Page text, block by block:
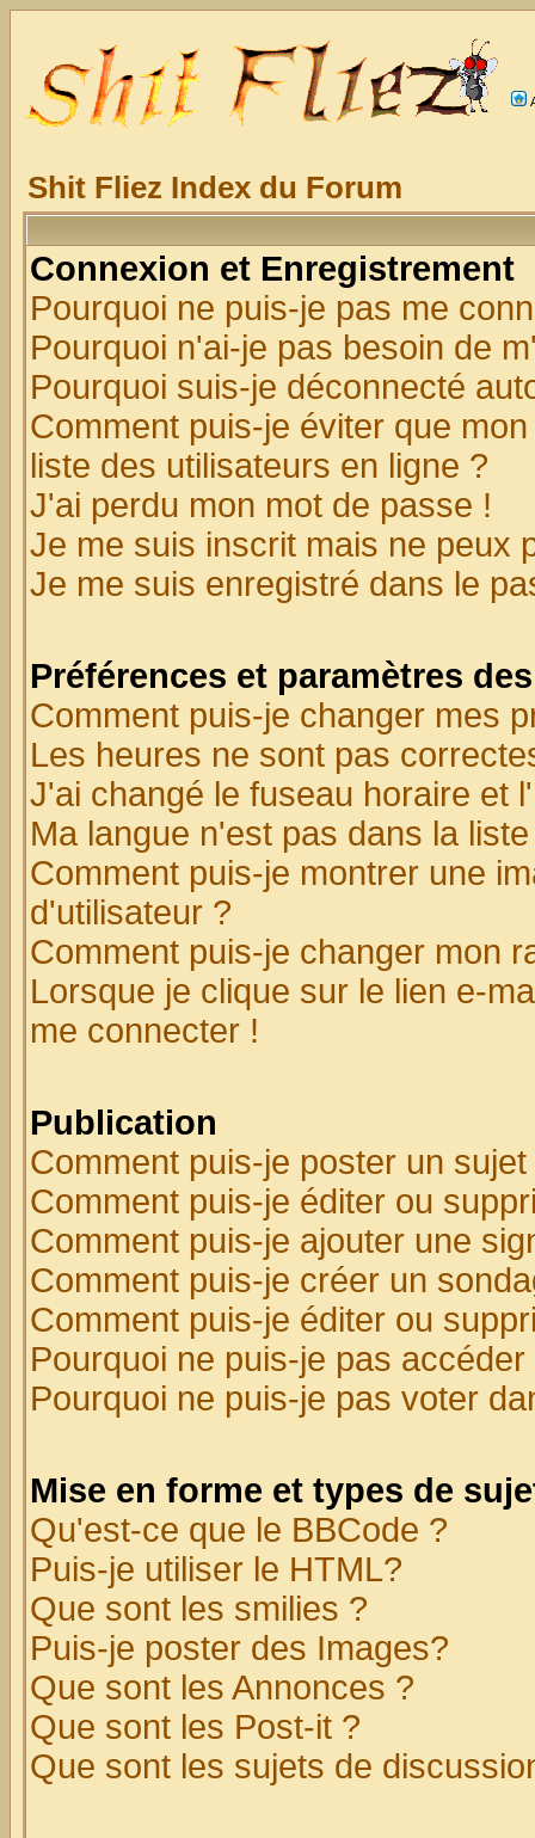
Shit Fliez Index du Forum
Connexion et Enregistrement
Pourquoi ne puis-je pas me
Pourquoi n'ai-je pas besoin de
Pourquoi suis-je déconnecté
Comment puis-je éviter que
liste des utilisateurs en ligne ?
J'ai perdu mon mot de passe !
Je me suis inscrit mais ne peux
Je me suis enregistré dans le
Préférences et paramètres
Comment puis-je changer mes
Les heures ne sont pas
J'ai changé le fuseau horaire et
Ma langue n'est pas dans la
Comment puis-je montrer une
d'utilisateur ?
Comment puis-je changer mon
Lorsque je clique sur le lien e-
me connecter !
Publication
Comment puis-je poster un
Comment puis-je éditer ou
Comment puis-je ajouter une
Comment puis-je créer un
Comment puis-je éditer ou
Pourquoi ne puis-je pas
Pourquoi ne puis-je pas voter
Mise en forme et types de
Qu'est-ce que le BBCode ?
Puis-je utiliser le HTML?
Que sont les smilies ?
Puis-je poster des Images?
Que sont les Annonces ?
Que sont les Post-it ?
Que sont les sujets de